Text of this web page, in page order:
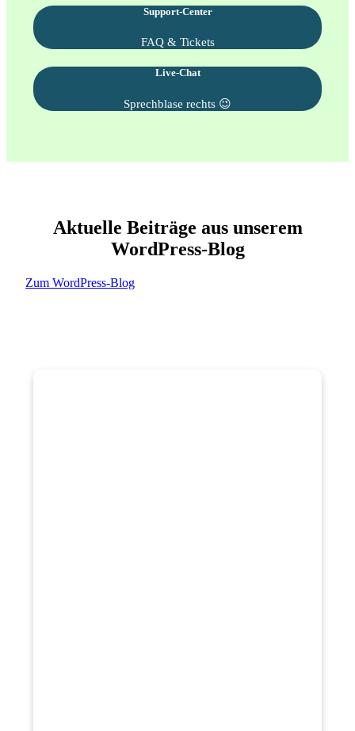
Support-Center
FAQ & Tickets
Live-Chat
Sprechblase rechts 😉
Aktuelle Beiträge aus unserem
WordPress-Blog
Zum WordPress-Blog